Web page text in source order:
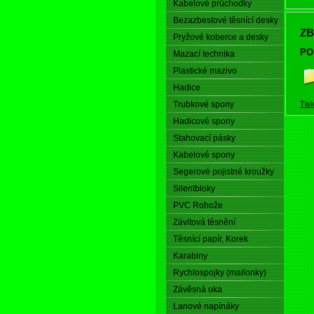
Kabelové průchodky
Bezazbestové těsnící desky
Pryžové koberce a desky
Mazací technika
Plastické mazivo
Hadice
Trubkové spony
Hadicové spony
Stahovací pásky
Kabelové spony
Segerové pojistné kroužky
Silentbloky
PVC Rohože
Závitová těsnění
Těsnící papír, Korek
Karabiny
Rychlospojky (mailonky)
Závěsná oka
Lanové napínáky
A
do